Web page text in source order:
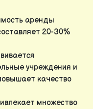
аренды
20-30%
учреждения и
качество
множество